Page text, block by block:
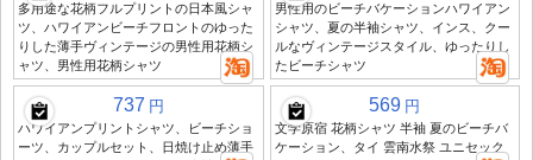
多用途な花柄フルプリントの日本風シャ
ツ、ハワイアンビーチフロントのゆった
りした薄手ヴィンテージの男性用花柄シ
ャツ、男性用花柄シャツ
男性用のビーチバケーションハワイアン
シャツ、夏の半袖シャツ、インス、クー
ルなヴィンテージスタイル、ゆったりし
たビーチシャツ
737 円
ハワイアンプリントシャツ、ビーチショ
ーツ、カップルセット、日焼け止め薄手
569 円
文学原宿 花柄シャツ 半袖 夏のビーチバ
ケーション、タイ 雲南水祭 ユニセック